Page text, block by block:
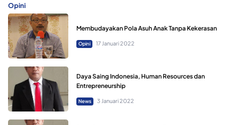
Opini
Membudayakan Pola Asuh Anak Tanpa Kekerasan
Opini 17 Januari 2022
Daya Saing Indonesia, Human Resources dan
Entrepreneurship
News 3 Januari 2022